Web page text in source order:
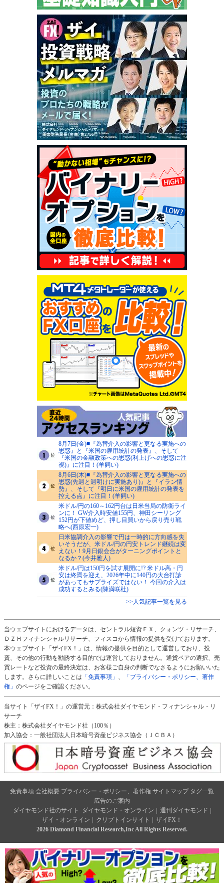
8月7日(金)■『為替介入の影響と更なる実施への
思惑』と『米国の雇用統計の発表』、そして
『米国の金融政策への思惑(利上げへの思惑に注
視)』に注目！(羊飼い)
8月6日(木)■『為替介入の影響と更なる実施への
思惑(先週と週明けに実施あり)』と『イラン情
勢』、そして『明日に米国の雇用統計の発表を
控える点』に注目！(羊飼い)
米ドル/円の160～162円台は日米当局の防衛ライ
ンに！ GW介入時安値155円、神田シーリング
152円が下値めど、押し目買いから戻り売り戦
略へ(西原宏一)
日米協調介入の影響で円は一時的に方向感を失
いそうだが、米ドル/円の円安トレンド継続は変
えない！9月日銀会合がターニングポイントと
なるか？(今井雅人)
米ドル/円は150円を試す展開に!? 米ドル高・円
安は終焉を迎え、2026年中に140円の大台打診
があってもサプライズではない！ 今回の介入は
成功するとみる(陳満咲杜)
>>人気記事一覧を見る
当ウェブサイトにおけるデータは、セントラル短資ＦＸ、クォンツ・リサーチ、
ＤＺＨフィナンシャルリサーチ、フィスコから情報の提供を受けております。
本ウェブサイト「ザイFX！」は、情報の提供を目的として運営しており、投
資、その他の行動を勧誘する目的では運営しておりません。通貨ペアの選択、売
買レートなど投資の最終決定は、お客様ご自身の判断でなさるようにお願いいた
します。さらに詳しいことは 「免責事項」 、
「プライバシー・ポリシー、著作
権」 のページをご確認ください。
当サイト「ザイFX！」の運営元：株式会社ダイヤモンド・フィナンシャル・リ
サーチ
株主：株式会社ダイヤモンド社（100％）
加入協会：一般社団法人日本暗号資産ビジネス協会（ＪＣＢＡ）
免責事項 会社概要 プライバシー・ポリシー、著作権 サイトマップ タグ一覧
広告のご案内
ダイヤモンド社のサイト
ダイヤモンド・オンライン 週刊ダイヤモンド
ザイ・オンライン
クリプトインサイト
ザイFX！
2026 Diamond Financial Research,Inc All Rights Reserved.